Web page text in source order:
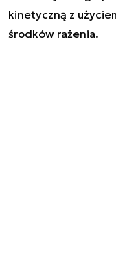
kinetyczną z
środków rażenia.